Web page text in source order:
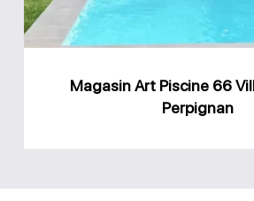
Magasin Art Piscine 66
Perpignan